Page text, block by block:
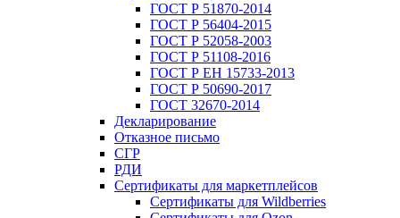
ГОСТ Р 51870-2014
ГОСТ Р 56404-2015
ГОСТ Р 52058-2003
ГОСТ Р 51108-2016
ГОСТ Р ЕН 15733-2013
ГОСТ Р 50690-2017
ГОСТ 32670-2014
Декларирование
Отказное письмо
СГР
РДИ
Сертификаты для маркетплейсов
Сертификаты для Wildberries